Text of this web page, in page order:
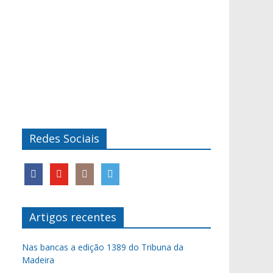
Redes Sociais
Artigos recentes
Nas bancas a edição 1389 do Tribuna da
Madeira